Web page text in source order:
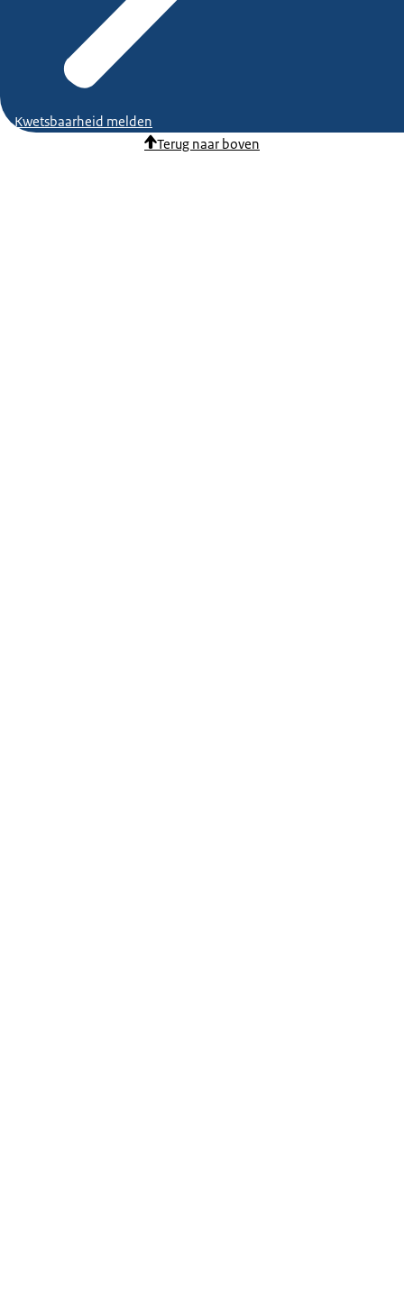
Kwetsbaarheid melden
Terug naar boven